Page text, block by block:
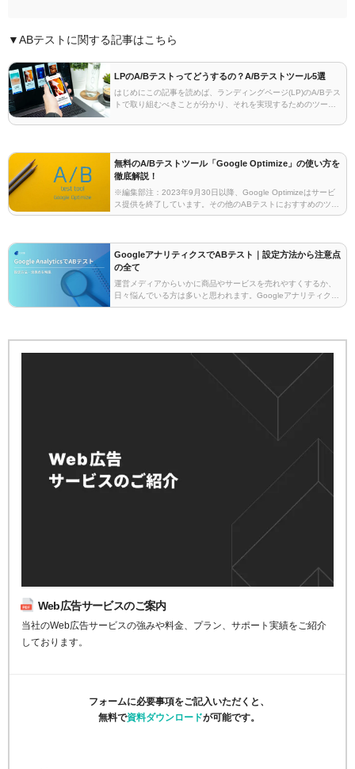
▼ABテストに関する記事はこちら
LPのA/Bテストってどうするの？A/Bテストツール5選
はじめにこの記事を読めば、ランディングページ(LP)のA/Bテス
トで取り組むべきことが分かり、それを実現するためのツール
何？A/Bテストとは2つの施策同士を比較検…
無料のA/Bテストツール「Google Optimize」の使い方を
徹底解説！
※編集部注：2023年9月30日以降、Google Optimizeはサービ
ス提供を終了しています。その他のABテストにおすすめのツー
ルはこちらの記事でご紹介していますのでぜひご覧ください。
GoogleアナリティクスでABテスト｜設定方法から注意点
の全て
運営メディアからいかに商品やサービスを売れやすくするか、
日々悩んでいる方は多いと思われます。Googleアナリティクス
では、そんな方のためにWebサイトを比較テストする無料の機
Web広告サービスのご案内
当社のWeb広告サービスの強みや料金、プラン、サポート実績をご紹介
しております。
フォームに必要事項をご記入いただくと、
無料で資料ダウンロードが可能です。